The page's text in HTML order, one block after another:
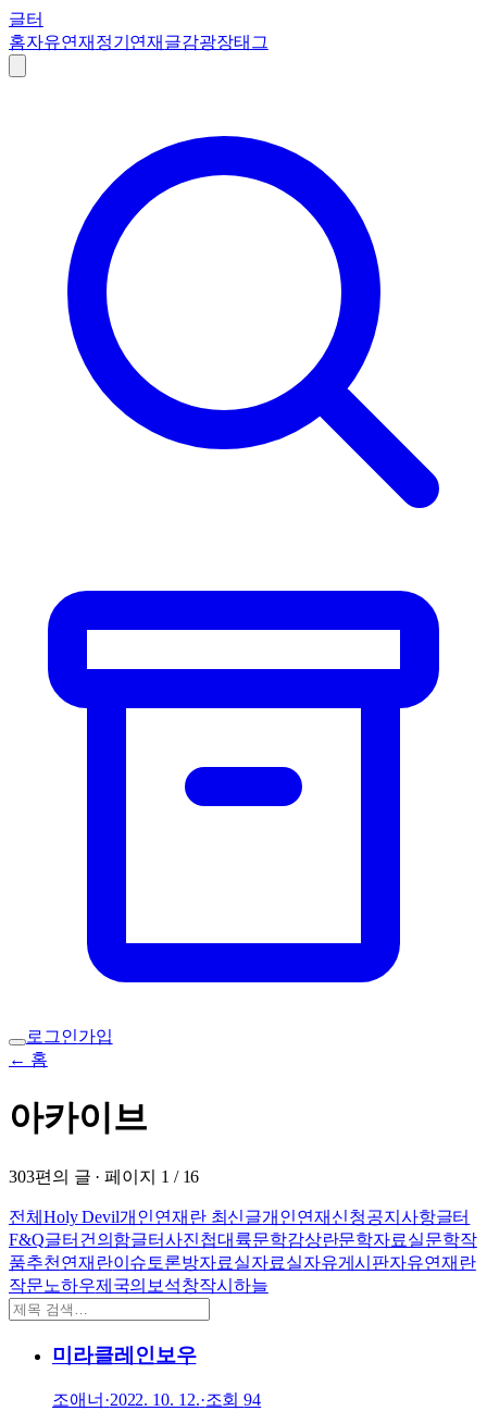
글터
홈자유연재 정기연재 글감광장태그
로그인가입
← 홈
아카이브
303편의 글 · 페이지 1 / 16
전체 Holy Devil개인연재란 최신글개인연재신청공지사항글터
F&Q글터건의함글터사진첩대륙문학감상란문학자료실문학작
품추천 연재란이슈토론방자료실자료실자유게시판자유연재란
작문노하우제국의보석창작시 하늘
미라클레인보우
조애너 ·2022. 10. 12.·조회94